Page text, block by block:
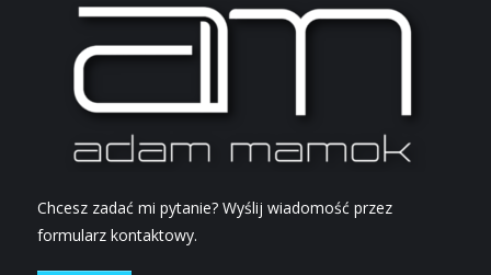
Chcesz zadać mi pytanie? Wyślij wiadomość przez
formularz kontaktowy.